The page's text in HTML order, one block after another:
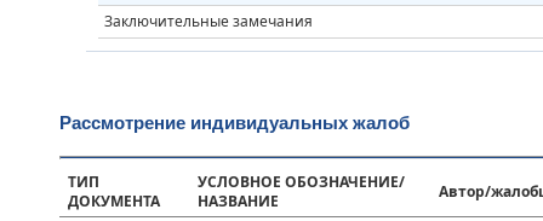
Заключительные замечания
Рассмотрение индивидуальных жалоб
ТИП
ДОКУМЕНТА
УСЛОВНОЕ ОБОЗНАЧЕНИЕ/
НАЗВАНИЕ
Автор/